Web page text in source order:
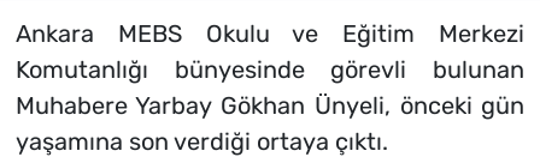
Ankara MEBS Okulu ve Eğitim Merkezi
Komutanlığı bünyesinde görevli bulunan
Muhabere Yarbay Gökhan Ünyeli, önceki gün
yaşamına son verdiği ortaya çıktı.